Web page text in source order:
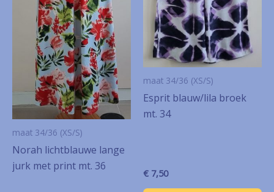
maat 34/36 (XS/S)
Norah lichtblauwe lange
jurk met print mt. 36
maat 34/36 (XS/S)
Esprit blauw/lila broek
mt. 34
€ 7,50